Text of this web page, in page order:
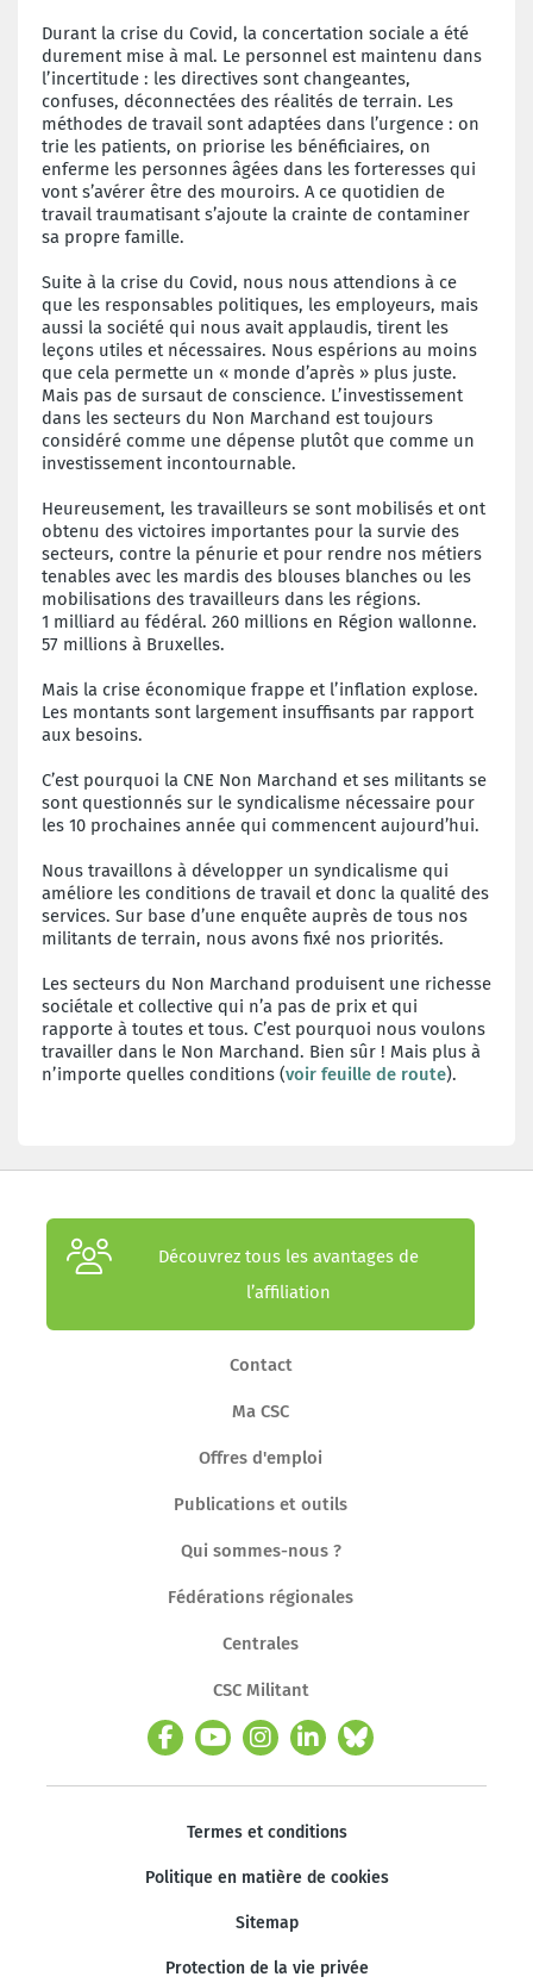
Durant la crise du Covid, la concertation sociale a été
durement mise à mal. Le personnel est maintenu dans
l’incertitude : les directives sont changeantes,
confuses, déconnectées des réalités de terrain. Les
méthodes de travail sont adaptées dans l’urgence : on
trie les patients, on priorise les bénéficiaires, on
enferme les personnes âgées dans les forteresses qui
vont s’avérer être des mouroirs. A ce quotidien de
travail traumatisant s’ajoute la crainte de contaminer
sa propre famille.
Suite à la crise du Covid, nous nous attendions à ce
que les responsables politiques, les employeurs, mais
aussi la société qui nous avait applaudis, tirent les
leçons utiles et nécessaires. Nous espérions au moins
que cela permette un « monde d’après » plus juste.
Mais pas de sursaut de conscience. L’investissement
dans les secteurs du Non Marchand est toujours
considéré comme une dépense plutôt que comme un
investissement incontournable.
Heureusement, les travailleurs se sont mobilisés et ont
obtenu des victoires importantes pour la survie des
secteurs, contre la pénurie et pour rendre nos métiers
tenables avec les mardis des blouses blanches ou les
mobilisations des travailleurs dans les régions.
1 milliard au fédéral. 260 millions en Région wallonne.
57 millions à Bruxelles.
Mais la crise économique frappe et l’inflation explose.
Les montants sont largement insuffisants par rapport
aux besoins.
C’est pourquoi la CNE Non Marchand et ses militants se
sont questionnés sur le syndicalisme nécessaire pour
les 10 prochaines année qui commencent aujourd’hui.
Nous travaillons à développer un syndicalisme qui
améliore les conditions de travail et donc la qualité des
services. Sur base d’une enquête auprès de tous nos
militants de terrain, nous avons fixé nos priorités.
Les secteurs du Non Marchand produisent une richesse
sociétale et collective qui n’a pas de prix et qui
rapporte à toutes et tous. C’est pourquoi nous voulons
travailler dans le Non Marchand. Bien sûr ! Mais plus à
n’importe quelles conditions (voir feuille de route).
Découvrez tous les avantages de
l’affiliation
Contact
Ma CSC
Offres d'emploi
Publications et outils
Qui sommes-nous ?
Fédérations régionales
Centrales
CSC Militant
Termes et conditions
Politique en matière de cookies
Sitemap
Protection de la vie privée